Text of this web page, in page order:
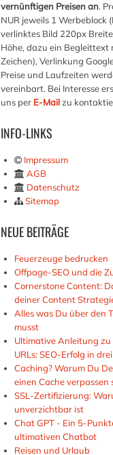
vernünftigen Preisen an.
NUR jeweils 1 Werbeblock
verlinktes Bild 220px
Höhe, dazu ein Begleittext
Zeichen), Verlinkung
Preise und Laufzeiten
vereinbart. Bei Interesse
uns per E-Mailzu
INFO-LINKS
Impressum
AGB
Datenschutz
Sitemap
NEUEBEITRÄGE
Feuerzeuge bedrucken
Offpage-SEO und die
Cornerstone Content:
deiner Content
Alles was Du über den
musst
Ultimative Anleitung zu
URLs: SEO-Erfolg in
Caching? Warum Du
einen Cache verpassen
SSL-Zertifizierung:
unverzichtbar ist
Chat GPT - Ein 5-
ultimativen Chatbot
Reisen und Urlaub